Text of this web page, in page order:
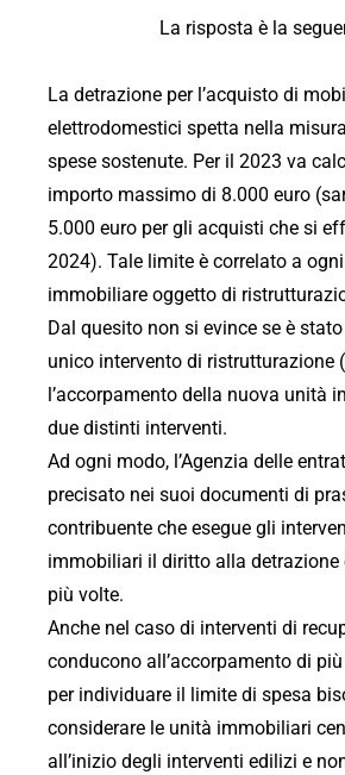
La risposta è la
La detrazione per l’acquisto di
elettrodomestici spetta nella
spese sostenute. Per il 2023 va
importo massimo di 8.000 euro
5.000 euro per gli acquisti che si
2024). Tale limite è correlato a
immobiliare oggetto di
Dal quesito non si evince se è
unico intervento di ristrutturazione
l’accorpamento della nuova unità
due distinti interventi.
Ad ogni modo, l’Agenzia delle
precisato nei suoi documenti di
contribuente che esegue gli
immobiliari il diritto alla detrazione
più volte.
Anche nel caso di interventi di
conducono all’accorpamento di
per individuare il limite di spesa
considerare le unità immobiliari
all’inizio degli interventi edilizi e